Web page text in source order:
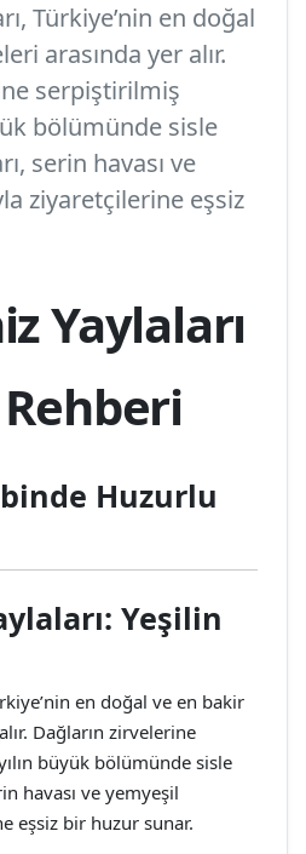
Türkiye’nin en doğal
arasında yer alır.
serpiştirilmiş
bölümünde sisle
serin havası ve
ziyaretçilerine eşsiz
Yaylaları
Huzurlu
Yeşilin
en doğal ve en bakir
Dağların zirvelerine
büyük bölümünde sisle
havası ve yemyeşil
eşsiz bir huzur sunar.